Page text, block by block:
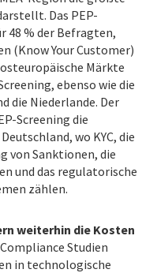
Das PEP-
48 % der Befragten,
(Know Your Customer)
Märkte
ebenso wie die
die Niederlande. Der
Screening die
wo KYC, die
von Sanktionen, die
und das regulatorische
zählen.
weiterhin die Kosten
Studien
in technologische